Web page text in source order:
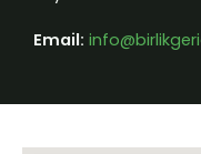
m
Email: